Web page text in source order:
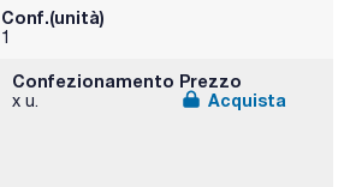
Conf.(unità)
1
Confezionamento
x u.
Prezzo
Acquista